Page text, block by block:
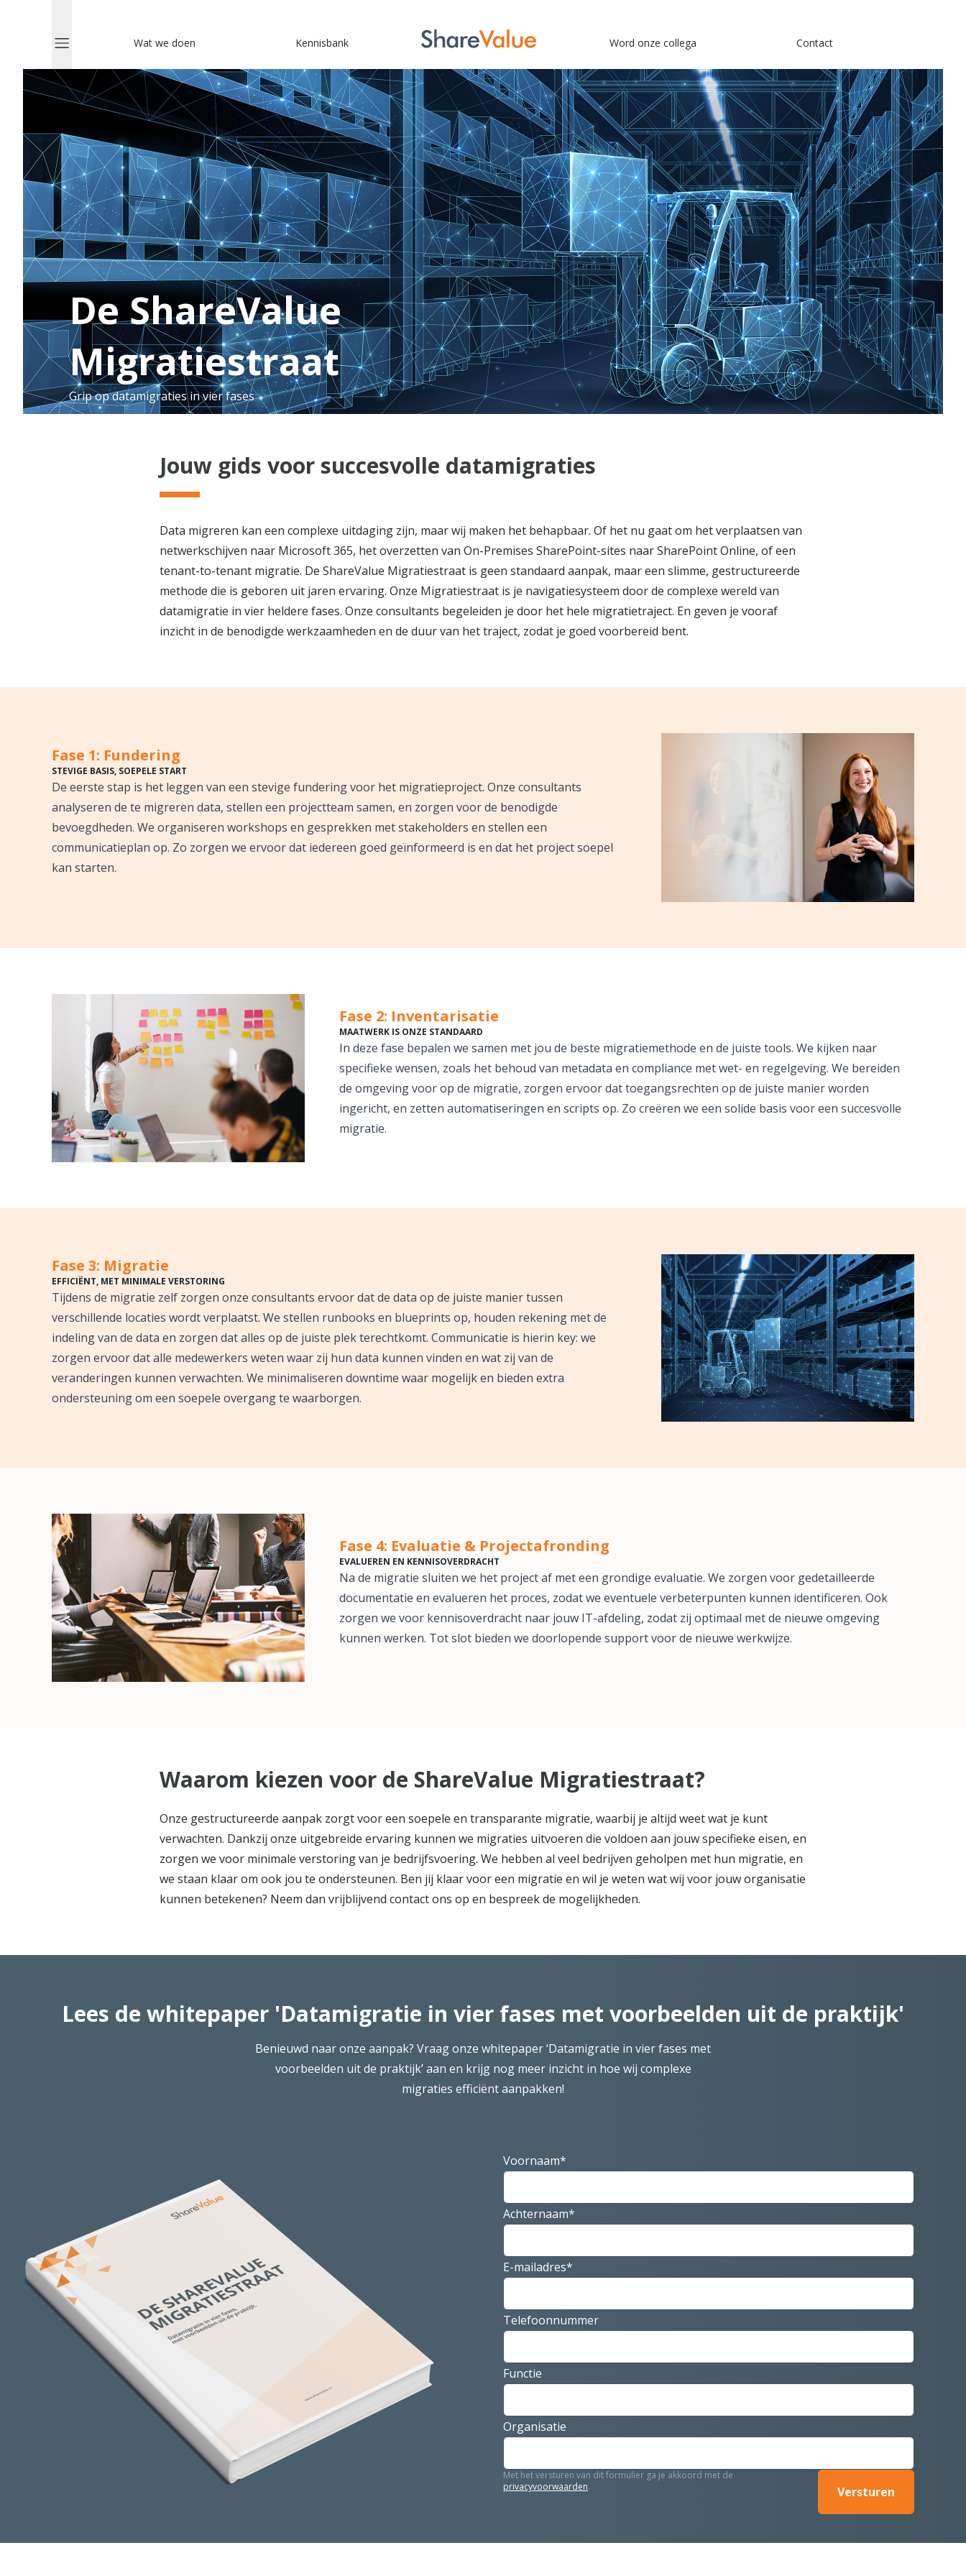
Wat we doen Kennisbank Word onze collega Contact
De ShareValue
Migratiestraat
Grip op datamigraties in vier fases
Jouw gids voor succesvolle datamigraties
Data migreren kan een complexe uitdaging zijn, maar wij maken het behapbaar. Of het nu gaat om het verplaatsen van
netwerkschijven naar Microsoft 365, het overzetten van On-Premises SharePoint-sites naar SharePoint Online, of een
tenant-to-tenant migratie. De ShareValue Migratiestraat is geen standaard aanpak, maar een slimme, gestructureerde
methode die is geboren uit jaren ervaring. Onze Migratiestraat is je navigatiesysteem door de complexe wereld van
datamigratie in vier heldere fases. Onze consultants begeleiden je door het hele migratietraject. En geven je vooraf
inzicht in de benodigde werkzaamheden en de duur van het traject, zodat je goed voorbereid bent.
Fase 1: Fundering
STEVIGE BASIS, SOEPELE START
De eerste stap is het leggen van een stevige fundering voor het migratieproject. Onze consultants
analyseren de te migreren data, stellen een projectteam samen, en zorgen voor de benodigde
bevoegdheden. We organiseren workshops en gesprekken met stakeholders en stellen een
communicatieplan op. Zo zorgen we ervoor dat iedereen goed geïnformeerd is en dat het project soepel
kan starten.
Fase 2: Inventarisatie
MAATWERK IS ONZE STANDAARD
In deze fase bepalen we samen met jou de beste migratiemethode en de juiste tools. We kijken naar
specifieke wensen, zoals het behoud van metadata en compliance met wet- en regelgeving. We bereiden
de omgeving voor op de migratie, zorgen ervoor dat toegangsrechten op de juiste manier worden
ingericht, en zetten automatiseringen en scripts op. Zo creëren we een solide basis voor een succesvolle
migratie.
Fase 3: Migratie
EFFICIËNT, MET MINIMALE VERSTORING
Tijdens de migratie zelf zorgen onze consultants ervoor dat de data op de juiste manier tussen
verschillende locaties wordt verplaatst. We stellen runbooks en blueprints op, houden rekening met de
indeling van de data en zorgen dat alles op de juiste plek terechtkomt. Communicatie is hierin key: we
zorgen ervoor dat alle medewerkers weten waar zij hun data kunnen vinden en wat zij van de
veranderingen kunnen verwachten. We minimaliseren downtime waar mogelijk en bieden extra
ondersteuning om een soepele overgang te waarborgen.
Fase 4: Evaluatie & Projectafronding
EVALUEREN EN KENNISOVERDRACHT
Na de migratie sluiten we het project af met een grondige evaluatie. We zorgen voor gedetailleerde
documentatie en evalueren het proces, zodat we eventuele verbeterpunten kunnen identificeren. Ook
zorgen we voor kennisoverdracht naar jouw IT-afdeling, zodat zij optimaal met de nieuwe omgeving
kunnen werken. Tot slot bieden we doorlopende support voor de nieuwe werkwijze.
Waarom kiezen voor de ShareValue Migratiestraat?
Onze gestructureerde aanpak zorgt voor een soepele en transparante migratie, waarbij je altijd weet wat je kunt
verwachten. Dankzij onze uitgebreide ervaring kunnen we migraties uitvoeren die voldoen aan jouw specifieke eisen, en
zorgen we voor minimale verstoring van je bedrijfsvoering. We hebben al veel bedrijven geholpen met hun migratie, en
we staan klaar om ook jou te ondersteunen. Ben jij klaar voor een migratie en wil je weten wat wij voor jouw organisatie
kunnen betekenen? Neem dan vrijblijvend contact ons op en bespreek de mogelijkheden.
Lees de whitepaper 'Datamigratie in vier fases met voorbeelden uit de praktijk'
Benieuwd naar onze aanpak? Vraag onze whitepaper ‘Datamigratie in vier fases met
voorbeelden uit de praktijk’ aan en krijg nog meer inzicht in hoe wij complexe
migraties efficiënt aanpakken!
Voornaam*
Achternaam*
E-mailadres*
Telefoonnummer
Functie
Organisatie
Versturen
Met het versturen van dit formulier ga je akkoord met de
privacyvoorwaarden.